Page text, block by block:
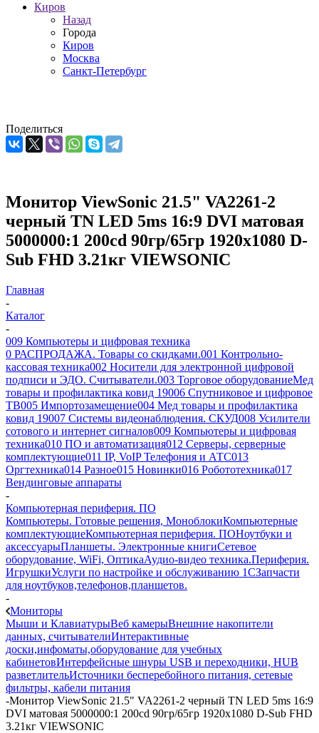
Киров
Назад
Города
Киров
Москва
Санкт-Петербург
Поделиться
Монитор ViewSonic 21.5" VA2261-2
черный TN LED 5ms 16:9 DVI матовая
5000000:1 200cd 90гр/65гр 1920x1080 D-
Sub FHD 3.21кг VIEWSONIC
Главная
-
Каталог
-
009 Компьютеры и цифровая техника
0 РАСПРОДАЖА. Товары со скидками.001 Контрольно-
кассовая техника002 Носители для электронной цифровой
подписи и ЭДО. Считыватели.003 Торговое оборудованиеМед
товары и профилактика ковид 19006 Спутниковое и цифровое
ТВ005 Импортозамещение004 Мед товары и профилактика
ковид 19007 Системы видеонаблюдения. СКУД008 Усилители
сотового и интернет сигналов009 Компьютеры и цифровая
техника010 ПО и автоматизация012 Серверы, серверные
комплектующие011 IP, VoIP Телефония и АТС013
Оргтехника014 Разное015 Новинки016 Робототехника017
Вендинговые аппараты
-
Компьютерная периферия. ПО
Компьютеры. Готовые решения, МоноблокиКомпьютерные
комплектующиеКомпьютерная периферия. ПОНоутбуки и
аксессуарыПланшеты. Электронные книгиСетевое
оборудование, WiFi, ОптикаАудио-видео техника.Периферия.
ИгрушкиУслуги по настройке и обслуживанию 1СЗапчасти
для ноутбуков,телефонов,планшетов.
-
Мониторы
Мыши и КлавиатурыВеб камерыВнешние накопители
данных, считывателиИнтерактивные
доски,инфоматы,оборудование для учебных
кабинетовИнтерфейсные шнуры USB и переходники, HUB
разветлительИсточники бесперебойного питания, сетевые
фильтры, кабели питания
-Монитор ViewSonic 21.5" VA2261-2 черный TN LED 5ms 16:9
DVI матовая 5000000:1 200cd 90гр/65гр 1920x1080 D-Sub FHD
3.21кг VIEWSONIC